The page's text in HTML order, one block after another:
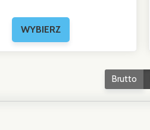
Brutto